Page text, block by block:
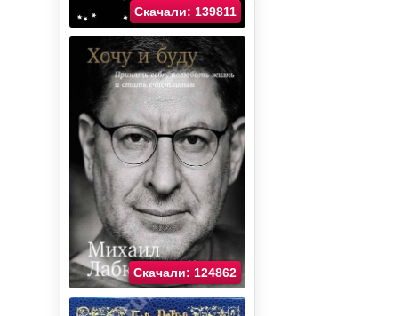
Скачали: 139811
Скачали: 124862